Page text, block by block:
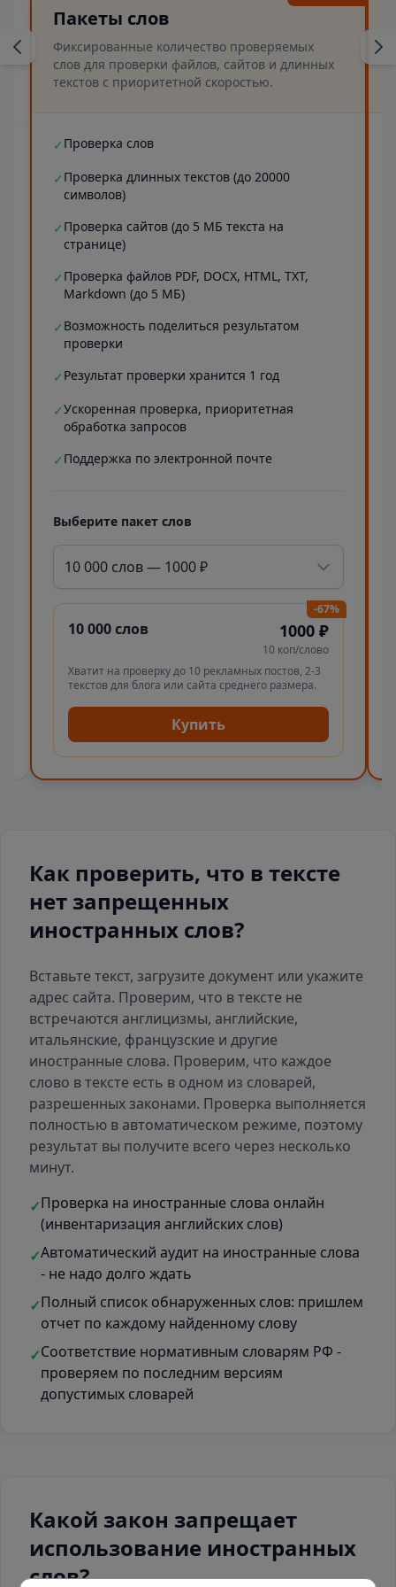
Пакеты слов
Фиксированные количество проверяемых
слов для проверки файлов, сайтов и длинных
текстов с приоритетной скоростью.
✓ Проверка слов
✓ Проверка длинных текстов (до 20000
символов)
✓ Проверка сайтов (до 5 МБ текста на
странице)
✓ Проверка файлов PDF, DOCX, HTML, TXT,
Markdown (до 5 МБ)
✓ Возможность поделиться результатом
проверки
✓ Результат проверки хранится 1 год
✓Ускоренная проверка, приоритетная
обработка запросов
✓ Поддержка по электронной почте
Выберите пакет слов
10 000 слов — 1000 ₽
-67%
10 000 слов 1000 ₽
10 коп/слово
Хватит на проверку до 10 рекламных постов, 2-3
текстов для блога или сайта среднего размера.
Купить
Как проверить, что в тексте
нет запрещенных
иностранных слов?
Вставьте текст, загрузите документ или укажите
адрес сайта. Проверим, что в тексте не
встречаются англицизмы, английские,
итальянские, французские и другие
иностранные слова. Проверим, что каждое
слово в тексте есть в одном из словарей,
разрешенных законами. Проверка выполняется
полностью в автоматическом режиме, поэтому
результат вы получите всего через несколько
минут.
✓Проверка на иностранные слова онлайн
(инвентаризация английских слов)
✓Автоматический аудит на иностранные слова
- не надо долго ждать
✓Полный список обнаруженных слов: пришлем
отчет по каждому найденному слову
✓Соответствие нормативным словарям РФ -
проверяем по последним версиям
допустимых словарей
Какой закон запрещает
использование иностранных
слов?